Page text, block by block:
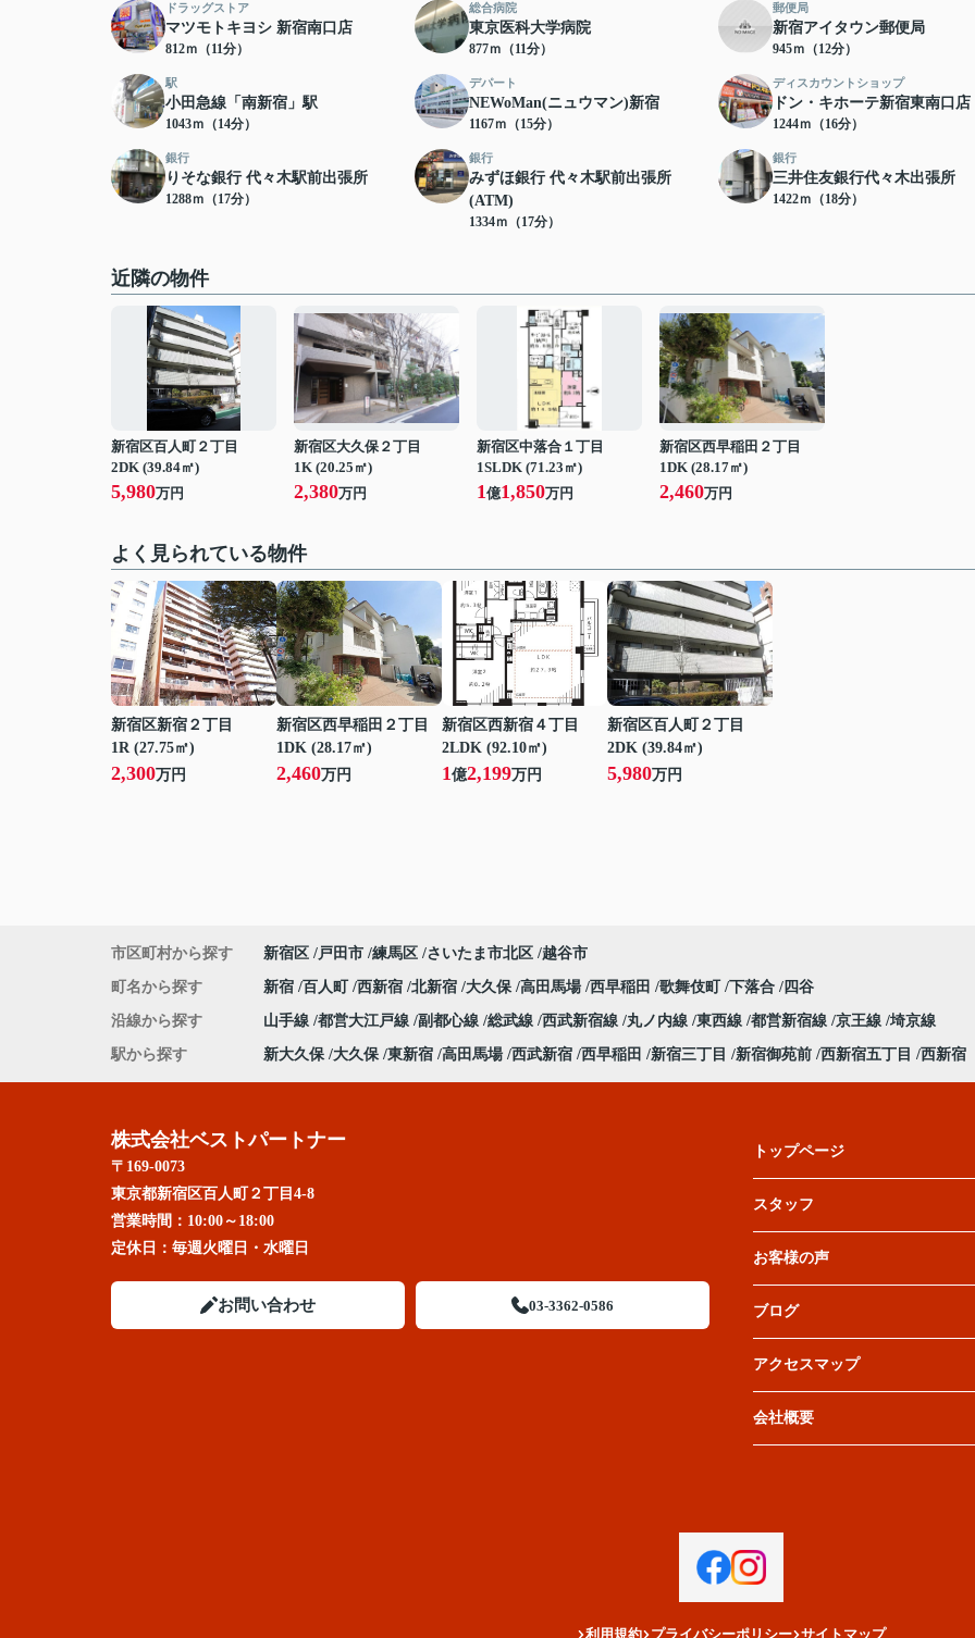
ドラッグストア
マツモトキヨシ 新宿南口店
812ｍ（11分）
総合病院
東京医科大学病院
877ｍ（11分）
郵便局
新宿アイタウン郵便局
945ｍ（12分）
駅
小田急線「南新宿」駅
1043ｍ（14分）
デパート
NEWoMan(ニュウマン)新宿
1167ｍ（15分）
ディスカウントショップ
ドン・キホーテ新宿東南口店
1244ｍ（16分）
銀行
りそな銀行 代々木駅前出張所
1288ｍ（17分）
銀行
みずほ銀行 代々木駅前出張所
(ATM)
1334ｍ（17分）
銀行
三井住友銀行代々木出張所
1422ｍ（18分）
近隣の物件
新宿区百人町２丁目
2DK (39.84㎡)
5,980万円
新宿区大久保２丁目
1K (20.25㎡)
2,380万円
新宿区中落合１丁目
1SLDK (71.23㎡)
1億1,850万円
新宿区西早稲田２丁目
1DK (28.17㎡)
2,460万円
よく見られている物件
新宿区新宿２丁目
1R (27.75㎡)
2,300万円
新宿区西早稲田２丁目
1DK (28.17㎡)
2,460万円
新宿区西新宿４丁目
2LDK (92.10㎡)
1億2,199万円
新宿区百人町２丁目
2DK (39.84㎡)
5,980万円
市区町村から探す 新宿区 戸田市 練馬区 さいたま市北区 越谷市
町名から探す 新宿 百人町 西新宿 北新宿 大久保 高田馬場 西早稲田 歌舞伎町 下落合 四谷
沿線から探す 山手線 都営大江戸線 副都心線 総武線 西武新宿線 丸ノ内線 東西線 都営新宿線 京王線 埼京線
駅から探す 新大久保 大久保 東新宿 高田馬場 西武新宿 西早稲田 新宿三丁目 新宿御苑前 西新宿五丁目 西新宿
株式会社ベストパートナー
〒169-0073
東京都新宿区百人町２丁目4-8
営業時間： 10:00～18:00
定休日： 毎週火曜日・水曜日
お問い合わせ 03-3362-0586
トップページ
スタッフ
お客様の声
ブログ
アクセスマップ
会社概要
利用規約 プライバシーポリシー サイトマップ